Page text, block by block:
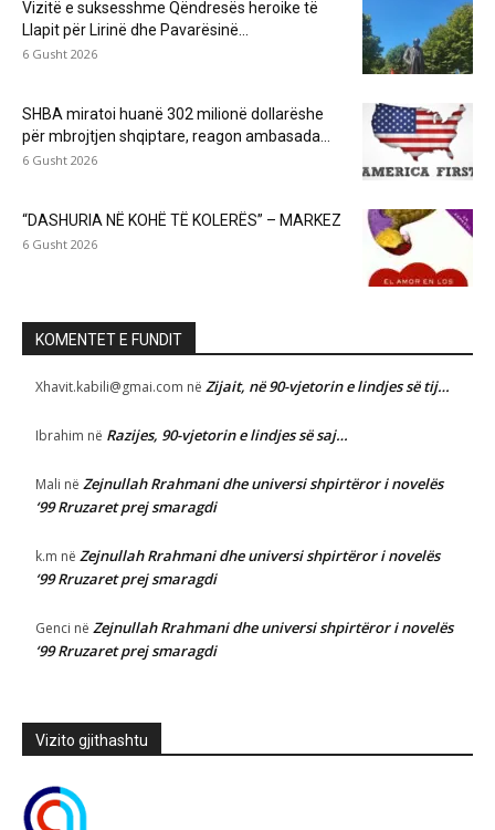
Vizitë e suksesshme Qëndresës heroike të
Llapit për Lirinë dhe Pavarësinë...
6 Gusht 2026
SHBA miratoi huanë 302 milionë dollarëshe
për mbrojtjen shqiptare, reagon ambasada...
6 Gusht 2026
“DASHURIA NË KOHË TË KOLERËS” – MARKEZ
6 Gusht 2026
KOMENTET E FUNDIT
Xhavit.kabili@gmai.com në Zijait, në 90-vjetorin e lindjes së tij…
Ibrahim në Razijes, 90-vjetorin e lindjes së saj…
Mali në Zejnullah Rrahmani dhe universi shpirtëror i novelës
‘99 Rruzaret prej smaragdi
k.m në Zejnullah Rrahmani dhe universi shpirtëror i novelës
‘99 Rruzaret prej smaragdi
Genci në Zejnullah Rrahmani dhe universi shpirtëror i novelës
‘99 Rruzaret prej smaragdi
Vizito gjithashtu